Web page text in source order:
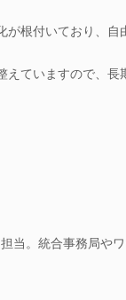
が根付いており、自
えていますので、長
当。統合事務局や